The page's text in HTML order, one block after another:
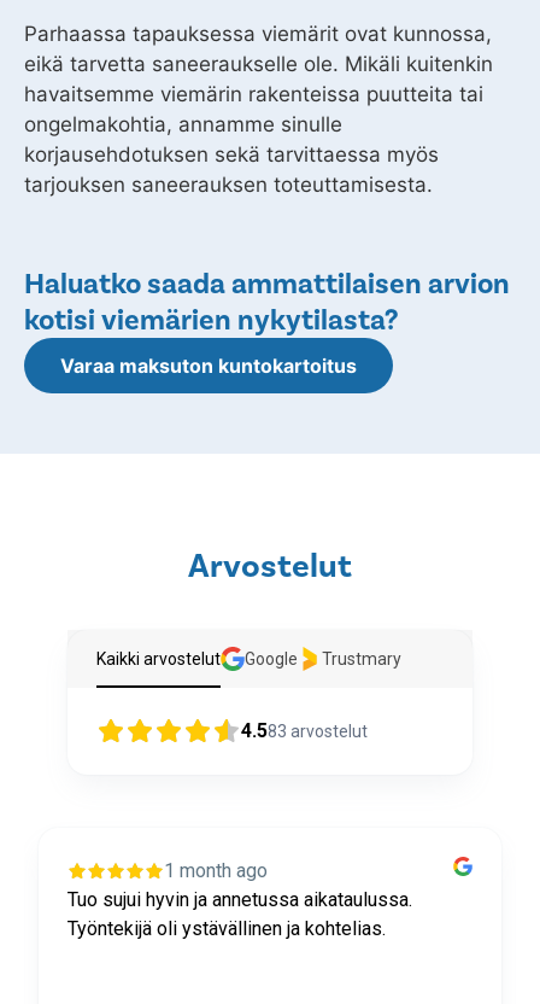
Parhaassa tapauksessa viemärit ovat kunnossa,
eikä tarvetta saneeraukselle ole. Mikäli kuitenkin
havaitsemme viemärin rakenteissa puutteita tai
ongelmakohtia, annamme sinulle
korjausehdotuksen sekä tarvittaessa myös
tarjouksen saneerauksen toteuttamisesta.
Haluatko saada ammattilaisen arvion
kotisi viemärien nykytilasta?
Varaa maksuton kuntokartoitus
Arvostelut
Kaikki arvostelut Google Trustmary
4.583 arvostelut
1 month ago
Tuo sujui hyvin ja annetussa aikataulussa.
Työntekijä oli ystävällinen ja kohtelias.